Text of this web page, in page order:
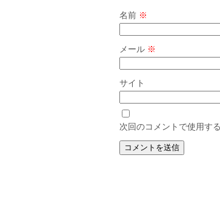
名前 ※
メール ※
サイト
次回のコメントで使用す